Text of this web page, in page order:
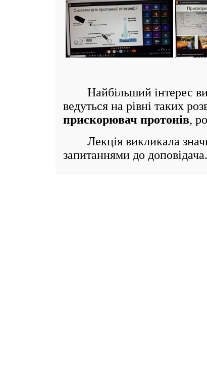
Найбільший інтерес
ведуться на рівні таких
прискорювач протонів,
Лекція викликала
запитаннями до доповідача.